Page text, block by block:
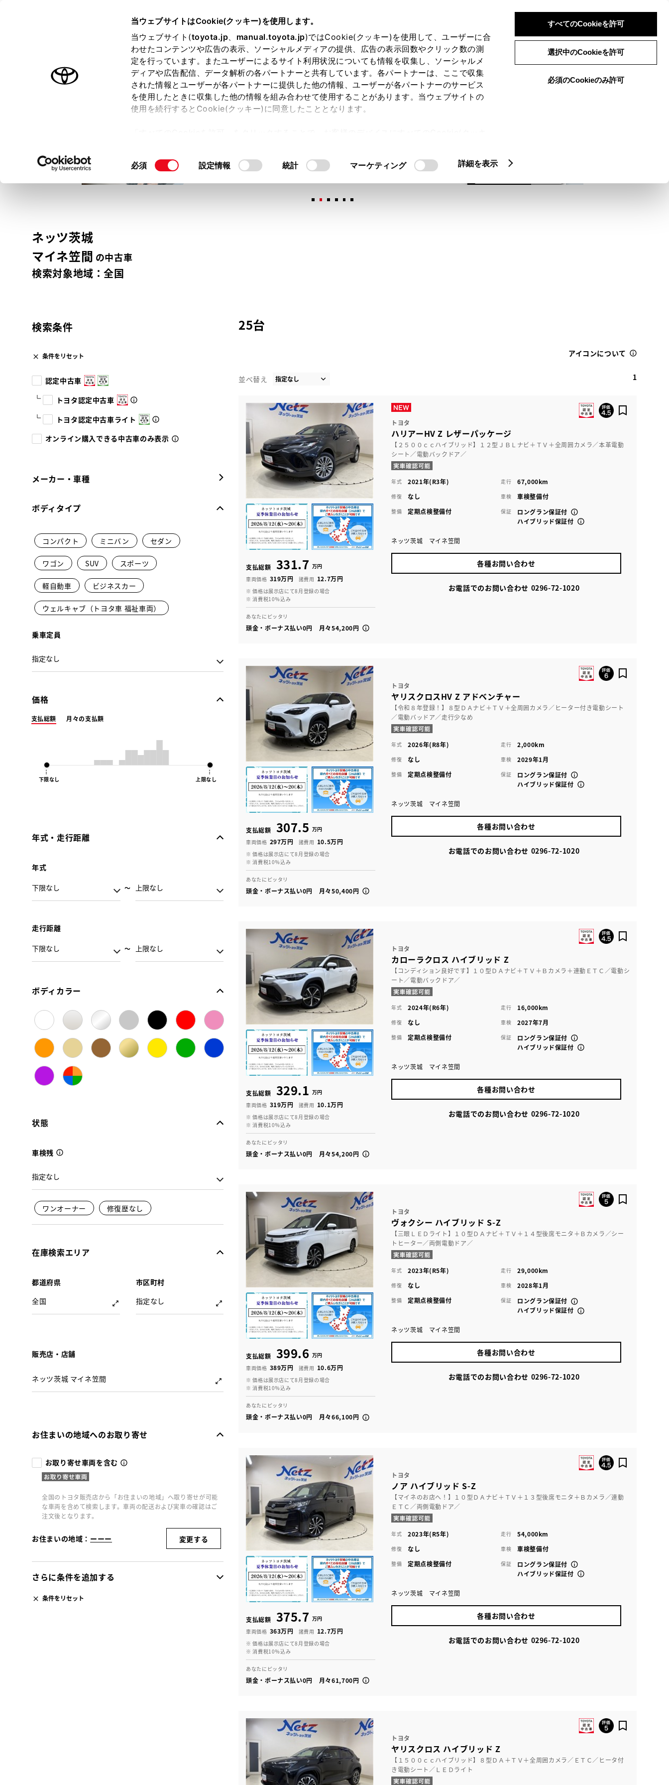
当ウェブサイトはCookie(クッキー)を使用します。
当ウェブサイト(toyota.jp、 manual.toyota.jp)ではCookie(クッキー)を使用して、ユーザーに合
わせたコンテンツや広告の表示、ソーシャルメディアの提供、広告の表示回数やクリック数の測
定を行っています。またユーザーによるサイト利用状況についても情報を収集し、ソーシャルメ
ディアや広告配信、データ解析の各パートナーと共有しています。各パートナーは、ここで収集
された情報とユーザーが各パートナーに提供した他の情報、ユーザーが各パートナーのサービス
を使用したときに収集した他の情報を組み合わせて使用することがあります。当ウェブサイトの
使用を続行するとCookie(クッキー)に同意したこととなります。
て」をご覧ください。
同
必須 設定情報 統計 マーケティング 詳細を表示
すべてのCookieを許可
選択中のCookieを許可
必須のCookieのみ許可
ログイン 検索 メニュー
オーナーサポート トピックス
トヨタ認定中古車 メニュー
トヨタ認定中古車の魅力 3つの買い方 オンライン購入お気に入り 保存した見積り
ネッツ茨城
マイネ笠間 の中古車
検索対象地域：全国
検索条件
条件をリセット
認定中古車
トヨタ認定中古車
トヨタ認定中古車ライト
オンライン購入できる中古車のみ表示
メーカー・車種
ボディタイプ
コンパクト ミニバン セダン
ワゴン SUV スポーツ
軽自動車 ビジネスカー
ウェルキャブ（トヨタ車 福祉車両）
乗車定員
価格
支払総額 月々の支払額
下限なし 上限なし
年式・走行距離
年式
走行距離
ボディカラー
状態
車検残
ワンオーナー 修復歴なし
在庫検索エリア
都道府県
全国
市区町村
指定なし
販売店・店舗
ネッツ茨城 マイネ笠間
お住まいの地域へのお取り寄せ
お取り寄せ車両を含む
全国のトヨタ販売店から「お住まいの地域」へ取り寄せが可能
な車両を含めて検索します。車両の配送および実車の確認はご
注文後となります。
お住まいの地域： ーーー 変更する
さらに条件を追加する
条件をリセット
25台
アイコンについて
並べ替え 1
支払総額 331.7 万円
車両価格 319万円 諸費用 12.7万円
※ 価格は展示店にて8月登録の場合
※ 消費税10％込み
あなたにピッタリ
頭金・ボーナス払い0円 月々54,200円
トヨタ
ハリアーHV Z レザーパッケージ
【２５００ｃｃハイブリッド】１２型ＪＢＬナビ＋ＴＶ＋全周囲カメラ／本革電動
シート／電動バックドア／
年式 2021年(R3年) 走行 67,000km
修復 なし 車検 車検整備付
整備 定期点検整備付 保証
ロングラン保証付
ハイブリッド保証付
ネッツ茨城 マイネ笠間
各種お問い合わせ
お電話でのお問い合わせ 0296-72-1020
支払総額 307.5 万円
車両価格 297万円 諸費用 10.5万円
※ 価格は展示店にて8月登録の場合
※ 消費税10％込み
あなたにピッタリ
頭金・ボーナス払い0円 月々50,400円
トヨタ
ヤリスクロスHV Z アドベンチャー
【令和８年登録！】８型ＤＡナビ＋ＴＶ＋全周囲カメラ／ヒーター付き電動シート
／電動バッドア／走行少なめ
年式 2026年(R8年) 走行 2,000km
修復 なし 車検 2029年1月
整備 定期点検整備付 保証
ロングラン保証付
ハイブリッド保証付
ネッツ茨城 マイネ笠間
各種お問い合わせ
お電話でのお問い合わせ 0296-72-1020
支払総額 329.1 万円
車両価格 319万円 諸費用 10.1万円
※ 価格は展示店にて8月登録の場合
※ 消費税10％込み
あなたにピッタリ
頭金・ボーナス払い0円 月々54,200円
トヨタ
カローラクロス ハイブリッド Z
【コンディション良好です】１０型ＤＡナビ＋ＴＶ＋Ｂカメラ＋連動ＥＴＣ／電動シ
ート／電動バックドア／
年式 2024年(R6年) 走行 16,000km
修復 なし 車検 2027年7月
整備 定期点検整備付 保証
ロングラン保証付
ハイブリッド保証付
ネッツ茨城 マイネ笠間
各種お問い合わせ
お電話でのお問い合わせ 0296-72-1020
支払総額 399.6 万円
車両価格 389万円 諸費用 10.6万円
※ 価格は展示店にて8月登録の場合
※ 消費税10％込み
あなたにピッタリ
頭金・ボーナス払い0円 月々66,100円
トヨタ
ヴォクシー ハイブリッド S-Z
【三眼ＬＥＤライト】１０型ＤＡナビ＋ＴＶ＋１４型後席モニタ＋Ｂカメラ／シー
トヒーター／両側電動ドア／
年式 2023年(R5年) 走行 29,000km
修復 なし 車検 2028年1月
整備 定期点検整備付 保証
ロングラン保証付
ハイブリッド保証付
ネッツ茨城 マイネ笠間
各種お問い合わせ
お電話でのお問い合わせ 0296-72-1020
支払総額 375.7 万円
車両価格 363万円 諸費用 12.7万円
※ 価格は展示店にて8月登録の場合
※ 消費税10％込み
あなたにピッタリ
頭金・ボーナス払い0円 月々61,700円
トヨタ
ノア ハイブリッド S-Z
【マイネのお店へ！】１０型ＤＡナビ＋ＴＶ＋１３型後席モニタ＋Ｂカメラ／連動
ＥＴＣ／両側電動ドア／
年式 2023年(R5年) 走行 54,000km
修復 なし 車検 車検整備付
整備 定期点検整備付 保証
ロングラン保証付
ハイブリッド保証付
ネッツ茨城 マイネ笠間
各種お問い合わせ
お電話でのお問い合わせ 0296-72-1020
トヨタ
ヤリスクロス ハイブリッド Z
【１５００ｃｃハイブリッド】８型ＤＡ＋ＴＶ＋全周囲カメラ／ＥＴＣ／ヒータ付
き電動シート／ＬＥＤライト